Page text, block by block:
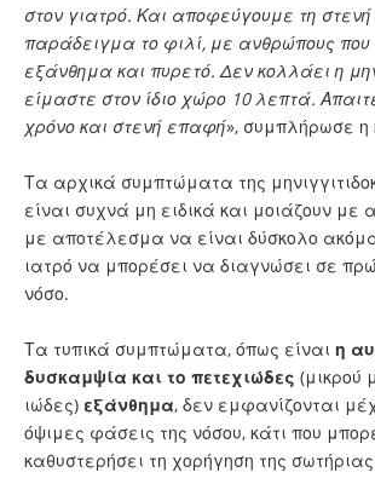
στον γιατρό. Και αποφεύγουμε τη
παράδειγμα το φιλί, με ανθρώπους που
εξάνθημα και πυρετό. Δεν κολλάει η
είμαστε στον ίδιο χώρο 10 λεπτά.
χρόνο και στενή επαφή», συμπλήρωσε η
Τα αρχικά συμπτώματα της
είναι συχνά μη ειδικά και μοιάζουν με
με αποτέλεσμα να είναι δύσκολο
ιατρό να μπορέσει να διαγνώσει σε
νόσο.
Τα τυπικά συμπτώματα, όπως είναι η
δυσκαμψία και το πετεχιώδες (μικρού
ιώδες) εξάνθημα, δεν εμφανίζονται
όψιμες φάσεις της νόσου, κάτι που
καθυστερήσει τη χορήγηση της